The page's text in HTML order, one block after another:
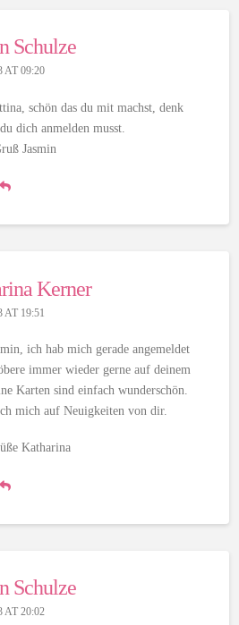
Schulze
AT 09:20
schön das du mit machst, denk
dich anmelden musst.
Jasmin
Kerner
AT 19:51
ich hab mich gerade angemeldet
immer wieder gerne auf deinem
Karten sind einfach wunderschön.
mich auf Neuigkeiten von dir.
Katharina
Schulze
AT 20:02